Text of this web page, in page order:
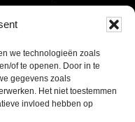
we technologieën zoals
of te openen. Door in te
gegevens zoals
Het niet toestemmen
invloed hebben op